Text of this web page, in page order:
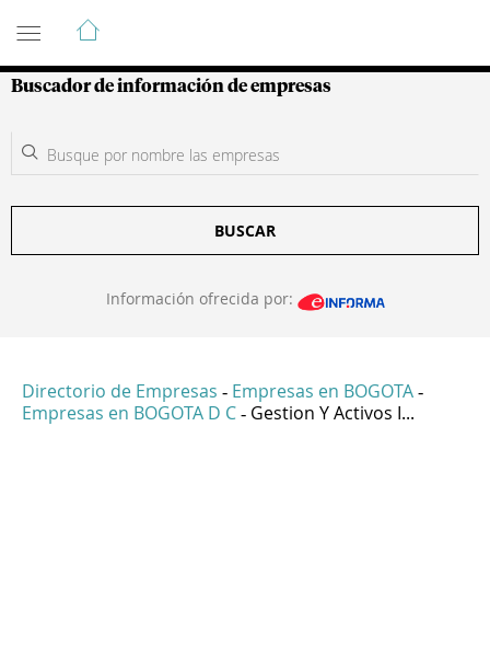
Guía de Empresas Colombianas
Buscador de información de empresas
BUSCAR
Información ofrecida por:
Directorio de Empresas - Empresas en BOGOTA -
Empresas en BOGOTA D C - Gestion Y Activos I...